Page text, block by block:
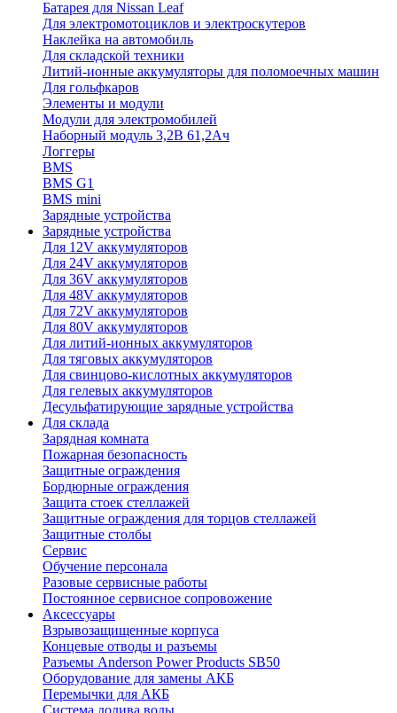
Батарея для Nissan Leaf
Для электромотоциклов и электроскутеров
Наклейка на автомобиль
Для складской техники
Литий-ионные аккумуляторы для поломоечных машин
Для гольфкаров
Элементы и модули
Модули для электромобилей
Наборный модуль 3,2В 61,2Ач
Логгеры
BMS
BMS G1
BMS mini
Зарядные устройства
Зарядные устройства
Для 12V аккумуляторов
Для 24V аккумуляторов
Для 36V аккумуляторов
Для 48V аккумуляторов
Для 72V аккумуляторов
Для 80V аккумуляторов
Для литий-ионных аккумуляторов
Для тяговых аккумуляторов
Для свинцово-кислотных аккумуляторов
Для гелевых аккумуляторов
Десульфатирующие зарядные устройства
Для склада
Зарядная комната
Пожарная безопасность
Защитные ограждения
Бордюрные ограждения
Защита стоек стеллажей
Защитные ограждения для торцов стеллажей
Защитные столбы
Сервис
Обучение персонала
Разовые сервисные работы
Постоянное сервисное сопровожение
Аксессуары
Взрывозащищенные корпуса
Концевые отводы и разъемы
Разъемы Anderson Power Products SB50
Оборудование для замены АКБ
Перемычки для АКБ
Система долива воды